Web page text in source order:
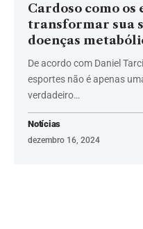
Cardoso como os
transformar sua
doenças
De acordo com Daniel
esportes não é apenas
verdadeiro…
Notícias
dezembro 16, 2024